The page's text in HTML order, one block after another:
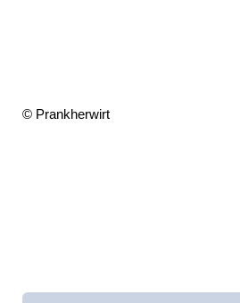
© Prankherwirt